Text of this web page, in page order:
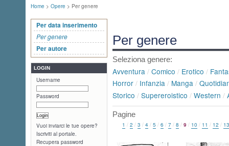
Home > Opere > Per genere
Per data inserimento
Per genere
Per autore
LOGIN
Username
Password
Vuoi inviarci le tue opere?
Iscriviti al portale.
Recupera password
Per genere
Seleziona genere:
Avventura / Comico / Erotico /
Horror / Infanzia / Manga /
Storico / Supereroistico / Western /
Pagine
1 / 2 / 3 / 4 / 5 / 6 / 7 / 8 / 9 / 10 / 11 / 12 / 13